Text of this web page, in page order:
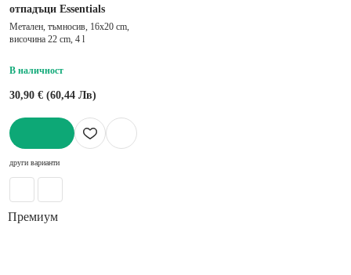
отпадъци Essentials
Метален, тъмносив, 16x20 cm,
височина 22 cm, 4 l
В наличност
30,90 € (60,44 Лв)
други варианти
Премиум